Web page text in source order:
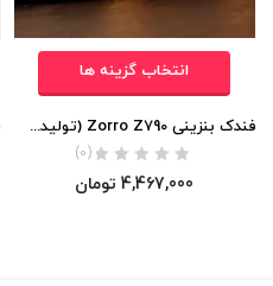
انتخاب گزینه ها
فندک بنزینی Zorro Z790 (تولید محدود) اورجینال
(0)
4,467,000 تومان